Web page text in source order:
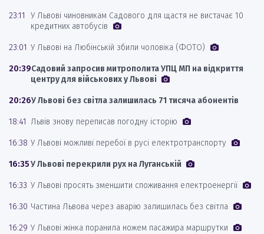
23:11
У Львові чиновникам Садового для щастя не вистачає 10
кредитних автобусів
23:01 У Львові на Любінській збили чоловіка (ФОТО)
20:39Садовий запросив митрополита УПЦ МП на відкриття
центру для військових у Львові
20:26У Львові без світла залишилась 71 тисяча абонентів
18:41 Львів знову переписав погодну історію
16:38 У Львові можливі перебої в русі електротранспорту
16:35У Львові перекрили рух на Луганській
16:33 У Львові просять зменшити споживання електроенергії
16:30 Частина Львова через аварію залишилась без світла
16:29 У Львові жінка поранила ножем пасажира маршрутки